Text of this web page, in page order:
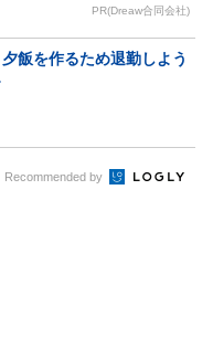
PR(Dreaw合同会社)
夕飯を作るため退勤しよう
Recommended by